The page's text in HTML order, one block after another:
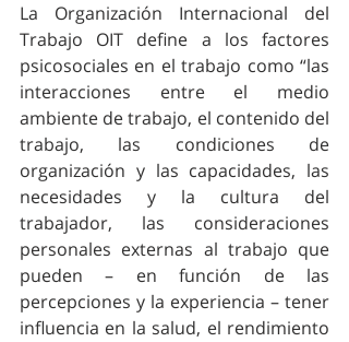
La Organización Internacional del
Trabajo OIT define a los factores
psicosociales en el trabajo como “las
interacciones entre el medio
ambiente de trabajo, el contenido del
trabajo, las condiciones de
organización y las capacidades, las
necesidades y la cultura del
trabajador, las consideraciones
personales externas al trabajo que
pueden – en función de las
percepciones y la experiencia – tener
influencia en la salud, el rendimiento